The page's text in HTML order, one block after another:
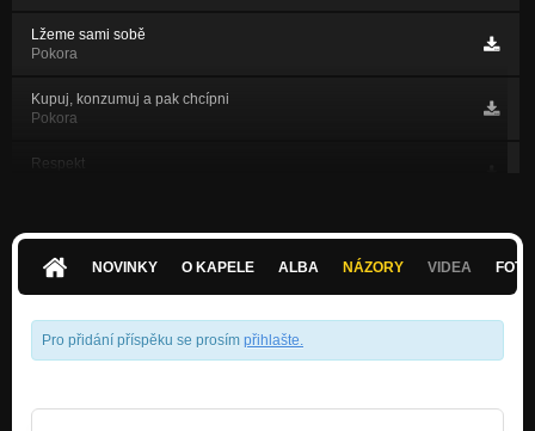
Lžeme sami sobě
Pokora
Kupuj, konzumuj a pak chcípni
Pokora
Respekt
Na druhé straně
Systém nás semele
NOVINKY O KAPELE ALBA NÁZORY VIDEA
Pro přidání příspěku se prosím přihlašte